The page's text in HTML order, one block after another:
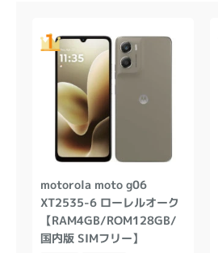
motorola moto g06
XT2535-6 ローレルオーク
【RAM4GB/ROM128GB/
国内版 SIMフリー】